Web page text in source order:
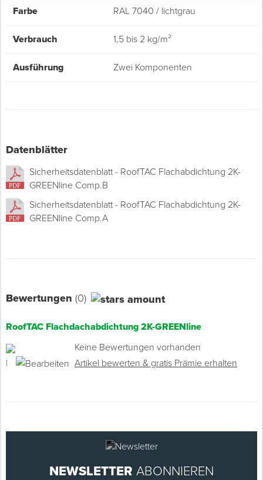
Farbe RAL 7040 / lichtgrau
Verbrauch 1,5 bis 2 kg/m²
Ausführung Zwei Komponenten
Datenblätter
Sicherheitsdatenblatt - RoofTAC Flachabdichtung 2K-
GREENline Comp.B
Sicherheitsdatenblatt - RoofTAC Flachabdichtung 2K-
GREENline Comp.A
Bewertungen (0)
RoofTAC Flachdachabdichtung 2K-GREENline
Keine Bewertungen vorhanden
|
Artikel bewerten & gratis Prämie erhalten
NEWSLETTER ABONNIEREN